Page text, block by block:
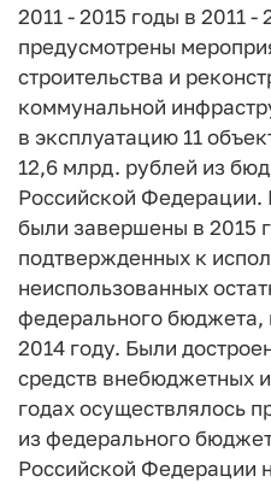
2011 - 2015 годы в 2011 -
предусмотрены
строительства и
коммунальной
в эксплуатацию 11
12,6 млрд. рублей из
Российской Федерации.
были завершены в 2015
подтвержденных к
неиспользованных
федерального бюджета,
2014 году. Были
средств внебюджетных
годах осуществлялось
из федерального
Российской Федерации